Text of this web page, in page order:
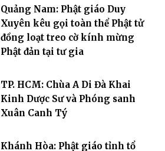
Quảng Nam: Phật giáo Duy
Xuyên kêu gọi toàn thể Phật tử
đồng loạt treo cờ kính mừng
Phật đản tại tư gia
TP. HCM: Chùa A Di Đà Khai
Kinh Dược Sư và Phóng sanh
Xuân Canh Tý
Khánh Hòa: Phật giáo tỉnh tổ